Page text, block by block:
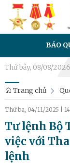
BÁO QUỐC
Thứ bảy, 08/08/
lấy mẫu hài cốt
Trang chủ
Thứ ba, 04/11/2025
Tư lệnh Bộ
việc với
lệnh